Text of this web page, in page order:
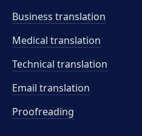
Business translation
Medical translation
Technical translation
Email translation
Proofreading